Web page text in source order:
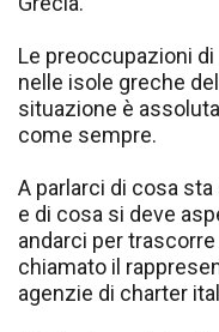
Le preoccupazioni
nelle isole greche
situazione è
come sempre.
A parlarci di cosa
e di cosa si deve
andarci per
chiamato il
agenzie di charter